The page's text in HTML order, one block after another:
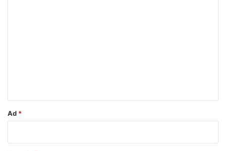
Ad *